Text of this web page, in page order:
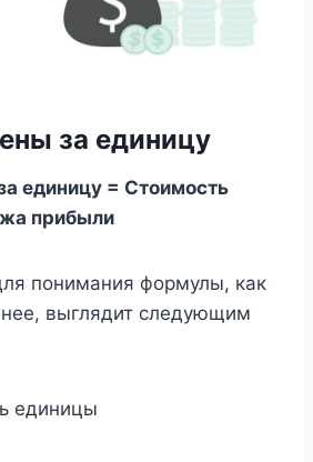
за единицу
единицу = Стоимость
прибыли
понимания формулы, как
выглядит следующим
единицы